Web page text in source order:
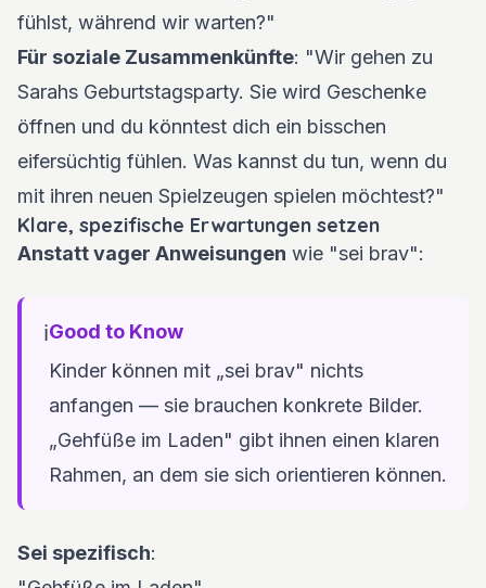
fühlst, während wir warten?"
Für soziale Zusammenkünfte: "Wir gehen zu
Sarahs Geburtstagsparty. Sie wird Geschenke
öffnen und du könntest dich ein bisschen
eifersüchtig fühlen. Was kannst du tun, wenn du
mit ihren neuen Spielzeugen spielen möchtest?"
Klare, spezifische Erwartungen setzen
Anstatt vager Anweisungen wie "sei brav":
ℹ️Good to Know
Kinder können mit „sei brav" nichts
anfangen — sie brauchen konkrete Bilder.
„Gehfüße im Laden" gibt ihnen einen klaren
Rahmen, an dem sie sich orientieren können.
Sei spezifisch: